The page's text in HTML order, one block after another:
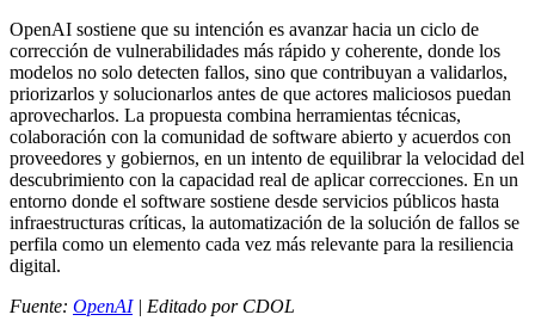
OpenAI sostiene que su intención es avanzar hacia un ciclo de
corrección de vulnerabilidades más rápido y coherente, donde los
modelos no solo detecten fallos, sino que contribuyan a validarlos,
priorizarlos y solucionarlos antes de que actores maliciosos puedan
aprovecharlos. La propuesta combina herramientas técnicas,
colaboración con la comunidad de software abierto y acuerdos con
proveedores y gobiernos, en un intento de equilibrar la velocidad del
descubrimiento con la capacidad real de aplicar correcciones. En un
entorno donde el software sostiene desde servicios públicos hasta
infraestructuras críticas, la automatización de la solución de fallos se
perfila como un elemento cada vez más relevante para la resiliencia
digital.
Fuente: OpenAI| Editado por CDOL